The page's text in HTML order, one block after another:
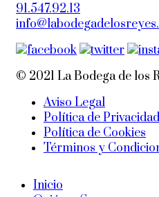
91.547.92.13
© 2021 La Bodega de los
Aviso Legal
Política de Privacidad
Política de Cookies
Términos y
Inicio